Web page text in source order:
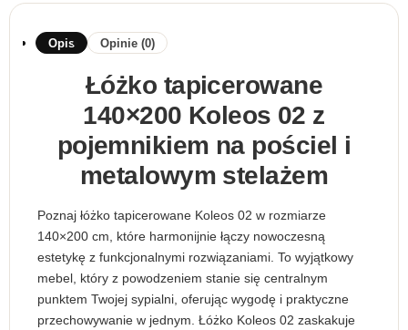
Opis Opinie (0)
Łóżko tapicerowane
140×200 Koleos 02 z
pojemnikiem na pościel i
metalowym stelażem
Poznaj łóżko tapicerowane Koleos 02 w rozmiarze
140×200 cm, które harmonijnie łączy nowoczesną
estetykę z funkcjonalnymi rozwiązaniami. To wyjątkowy
mebel, który z powodzeniem stanie się centralnym
punktem Twojej sypialni, oferując wygodę i praktyczne
przechowywanie w jednym. Łóżko Koleos 02 zaskakuje